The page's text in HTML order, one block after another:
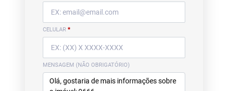
CELULAR *
MENSAGEM (NÃO OBRIGATÓRIO)